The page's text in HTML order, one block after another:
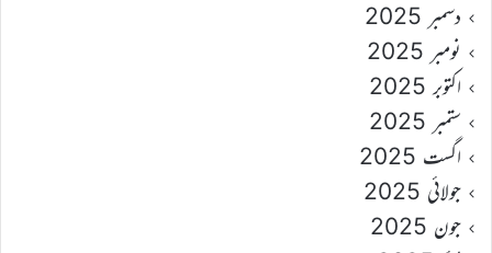
دسمبر 2025
نومبر 2025
اکتوبر 2025
ستمبر 2025
اگست 2025
جولائی 2025
جون 2025